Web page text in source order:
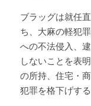
ブラッグは就任
ち、大麻の軽犯
への不法侵入、
しないことを表
の所持、住宅・
犯罪を格下げす